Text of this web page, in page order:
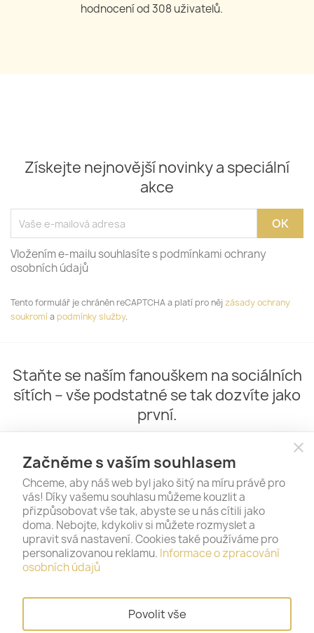
hodnocení od309 uživatelů.
Získejte nejnovější novinky a speciální
akce
Vložením e-mailu souhlasíte s podmínkami ochrany
osobních údajů
Tento formulář je chráněn reCAPTCHA a platí pro něj zásady ochrany
soukromía podmínky služby.
Staňte se naším fanouškem na sociálních
sítích – vše podstatné se tak dozvíte jako
první.
PRODUKTY
NAŠE SPOLEČNOST 
close
Začněme s vaším souhlasem
Chceme, aby náš web byl jako šitý na míru právě pro
vás! Díky vašemu souhlasu můžeme kouzlit a
přizpůsobovat vše tak, abyste se u nás cítili jako
doma. Nebojte, kdykoliv si můžete rozmyslet a
upravit svá nastavení. Cookies také používáme pro
personalizovanou reklamu. Informace o zpracování
osobních údajů
Povolit vše